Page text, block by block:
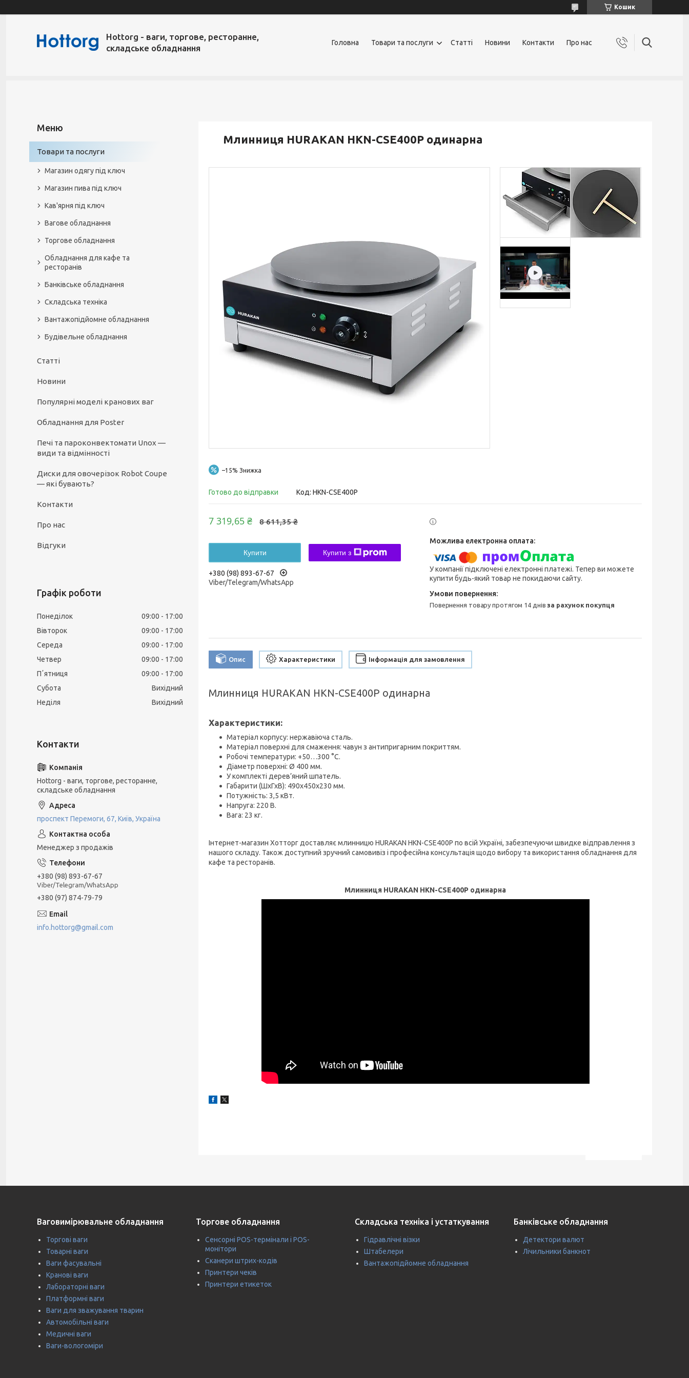
Кошик
Hottorg - ваги, торгове, ресторанне,
складське обладнання
Головна Товари та послуги Статті Новини Контакти Про нас
Млинниця HURAKAN HKN-CSE400P одинарна
–15%
Готово до відправки Код: HKN-CSE400P
8 611,35 ₴
7 319,65 ₴
Купити Купити з
+380 (98) 893-67-67
Viber/Telegram/WhatsApp
У компанії підключені електронні платежі. Тепер ви можете
купити будь-який товар не покидаючи сайту.
повернення товару протягом 14 днівза рахунок покупця
Опис Характеристики Інформація для замовлення
Млинниця HURAKAN HKN-CSE400P одинарна
Характеристики:
Матеріал корпусу: нержавіюча сталь.
Матеріал поверхні для смаження: чавун з антипригарним покриттям.
Робочі температури: +50…300 °С.
Діаметр поверхні: Ø 400 мм.
У комплекті дерев’яний шпатель.
Габарити (ШхГхВ): 490х450х230 мм.
Потужність: 3,5 кВт.
Напруга: 220 В.
Вага: 23 кг.
Інтернет-магазин Хотторг доставляє млинницю HURAKAN HKN-CSE400P по всій Україні, забезпечуючи швидке відправлення з
нашого складу. Також доступний зручний самовивіз і професійна консультація щодо вибору та використання обладнання для
кафе та ресторанів.
Млинниця HURAKAN HKN-CSE400P одинарна
Товари та послуги
Магазин одягу під ключ
Магазин пива під ключ
Кав'ярня під ключ
Вагове обладнання
Торгове обладнання
Обладнання для кафе та
ресторанів
Банківське обладнання
Складська техніка
Вантажопідйомне обладнання
Будівельне обладнання
Статті
Новини
Популярні моделі кранових ваг
Обладнання для Poster
Печі та пароконвектомати Unox —
види та відмінності
Диски для овочерізок Robot Coupe
— які бувають?
Контакти
Про нас
Відгуки
Графік роботи
Понеділок 09:00
17:00
Вівторок
09:00
17:00
Середа
09:00
17:00
Четвер
09:00
17:00
Пʼятниця
09:00
17:00
Субота
Вихідний
Неділя
Вихідний
Hottorg - ваги, торгове, ресторанне,
складське обладнання
проспект Перемоги, 67, Київ, Україна
Менеджер з продажів
+380 (98) 893-67-67
Viber/Telegram/WhatsApp
+380 (97) 874-79-79
info.hottorg@gmail.com
Ваговимірювальне обладнання
Торгові ваги
Товарні ваги
Ваги фасувальні
Кранові ваги
Лабораторні ваги
Платформні ваги
Ваги для зважування тварин
Автомобільні ваги
Медичні ваги
Ваги-вологоміри
Торгове обладнання
Сенсорні POS-термінали і POS-
монітори
Сканери штрих-кодів
Принтери чеків
Принтери етикеток
Складська техніка і устаткування
Гідравлічні візки
Штабелери
Вантажопідйомне обладнання
Банківське обладнання
Детектори валют
Лічильники банкнот